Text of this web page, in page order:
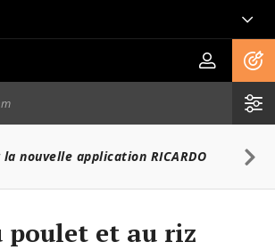
nouvelle application RICARDO
poulet et au riz